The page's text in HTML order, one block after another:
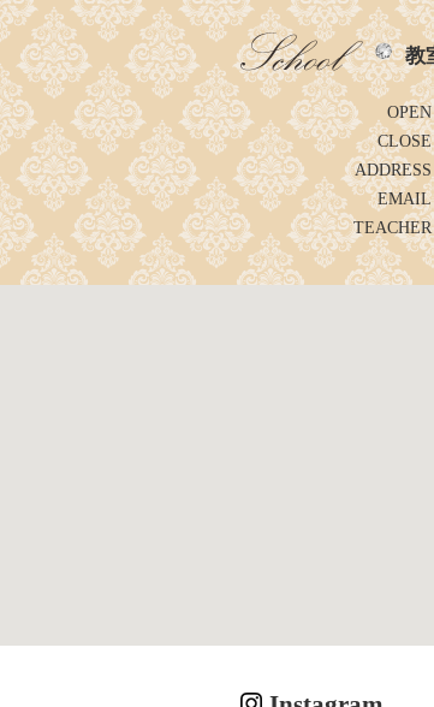
教
OPEN
CLOSE
ADDRESS
EMAIL
TEACHER